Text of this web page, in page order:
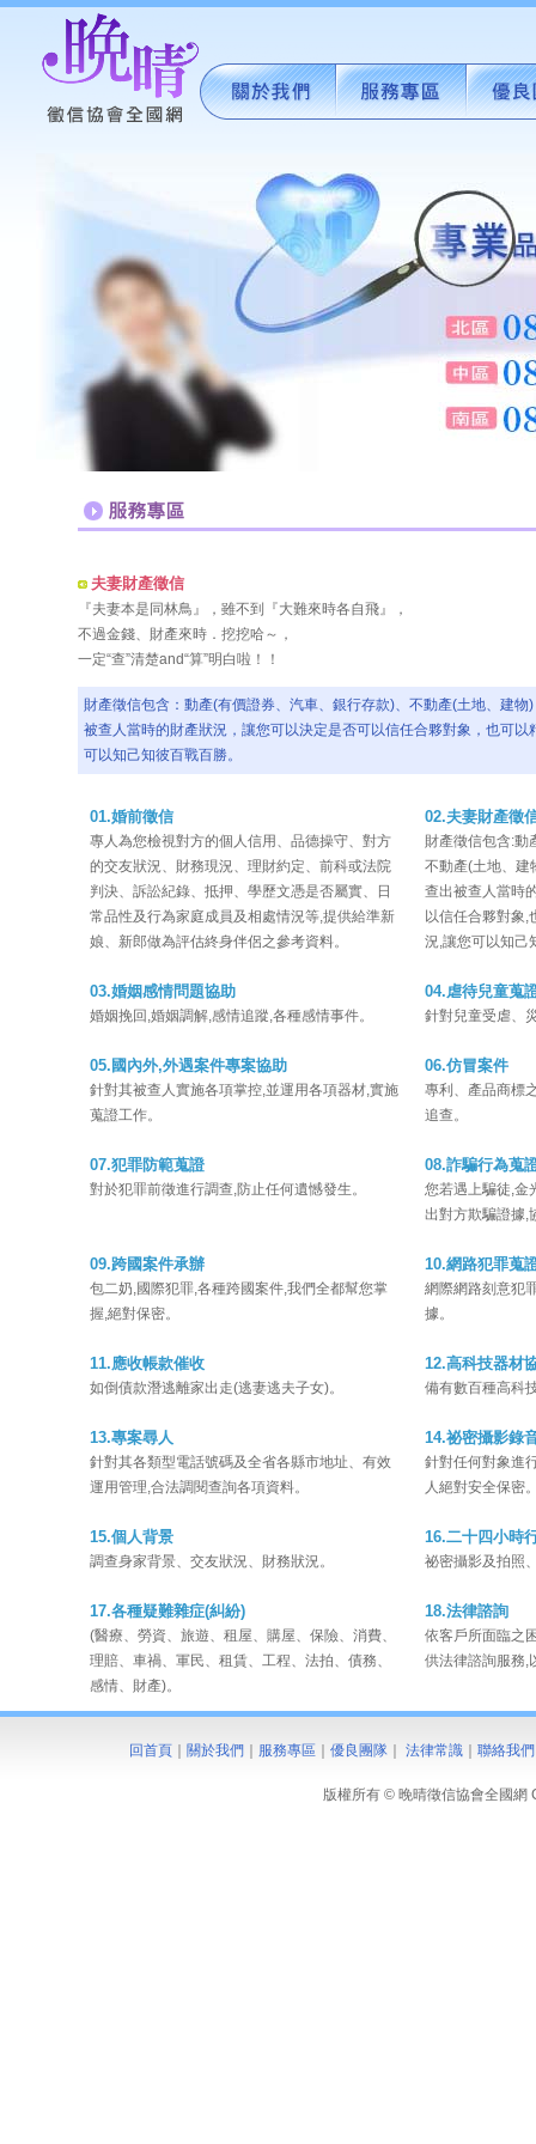
夫妻財產徵信
『夫妻本是同林鳥』，雖不到『大難來時各自飛』，
不過金錢、財產來時．挖挖哈～，
一定“查”清楚and“算”明白啦！！
財產徵信包含：動產(有價證券、汽車、銀行存款)、不動產(土地、建
被查人當時的財產狀況，讓您可以決定是否可以信任合夥對象，也可
可以知己知彼百戰百勝。
01.婚前徵信
專人為您檢視對方的個人信用、品德操守、對方
的交友狀況、財務現況、理財約定、前科或法院
判決、訴訟紀錄、抵押、學歷文憑是否屬實、日
常品性及行為家庭成員及相處情況等,提供給準新
娘、新郎做為評估終身伴侶之參考資料。
02.夫妻財產徵
財產徵信包含:動
不動產(土地、建
查出被查人當時
以信任合夥對象,
況,讓您可以知己
03.婚姻感情問題協助
婚姻挽回,婚姻調解,感情追蹤,各種感情事件。
04.虐待兒童蒐
針對兒童受虐、
05.國內外,外遇案件專案協助
針對其被查人實施各項掌控,並運用各項器材,實施
蒐證工作。
06.仿冒案件
專利、產品商標
追查。
07.犯罪防範蒐證
對於犯罪前徵進行調查,防止任何遺憾發生。
08.詐騙行為蒐
您若遇上騙徒,金
出對方欺騙證據,
09.跨國案件承辦
包二奶,國際犯罪,各種跨國案件,我們全都幫您掌
握,絕對保密。
10.網路犯罪蒐
網際網路刻意犯
據。
11.應收帳款催收
如倒債款潛逃離家出走(逃妻逃夫子女)。
12.高科技器材
備有數百種高科
13.專案尋人
針對其各類型電話號碼及全省各縣市地址、有效
運用管理,合法調閱查詢各項資料。
14.祕密攝影錄
針對任何對象進
人絕對安全保密
15.個人背景
調查身家背景、交友狀況、財務狀況。
16.二十四小時
祕密攝影及拍照
17.各種疑難雜症(糾紛)
(醫療、勞資、旅遊、租屋、購屋、保險、消費、
理賠、車禍、軍民、租賃、工程、法拍、債務、
感情、財產)。
18.法律諮詢
依客戶所面臨之
供法律諮詢服務,
回首頁｜ 關於我們 服務專區 優良團隊｜ 法律常識｜ 聯絡我們
版權所有 © 晚晴徵信協會全國